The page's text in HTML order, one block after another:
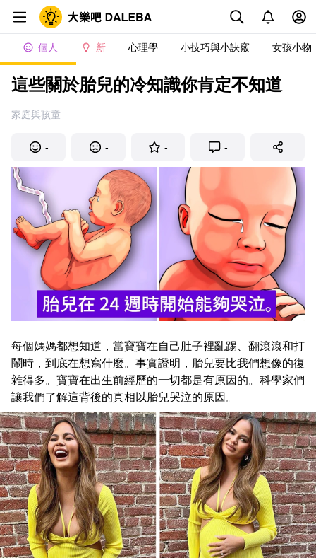
個人 新 心理學 小技巧與小訣竅 女孩小物
這些關於胎兒的冷知識你肯定不知道
家庭與孩童
- - - -
每個媽媽都想知道，當寶寶在自己肚子裡亂踢、翻滾滾和打
鬧時，到底在想寫什麼。事實證明，胎兒要比我們想像的復
雜得多。寶寶在出生前經歷的一切都是有原因的。科學家們
讓我們了解這背後的真相以胎兒哭泣的原因。